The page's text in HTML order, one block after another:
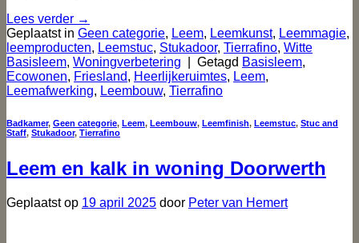
Lees verder →
Geplaatst in Geen categorie, Leem, Leemkunst, Leemmagie,
leemproducten, Leemstuc, Stukadoor, Tierrafino, Witte
Basisleem, Woningverbetering Getagd Basisleem,
Ecowonen, Friesland, Heerlijkeruimtes, Leem,
Leemafwerking, Leembouw, Tierrafino
Badkamer, Geen categorie, Leem, Leembouw, Leemfinish, Leemstuc, Stuc and
Staff, Stukadoor, Tierrafino
Leem en kalk in woning Doorwerth
Geplaatst op 19 april 2025 door Peter van Hemert